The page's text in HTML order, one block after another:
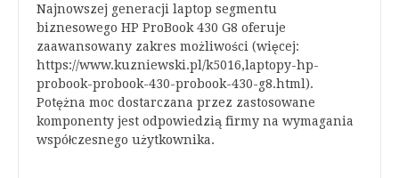
Najnowszej generacji laptop segmentu
biznesowego HP ProBook 430 G8 oferuje
zaawansowany zakres możliwości (więcej:
https://www.kuzniewski.pl/k5016,laptopy-hp-
probook-probook-430-probook-430-g8.html).
Potężna moc dostarczana przez zastosowane
komponenty jest odpowiedzią firmy na wymagania
współczesnego użytkownika.